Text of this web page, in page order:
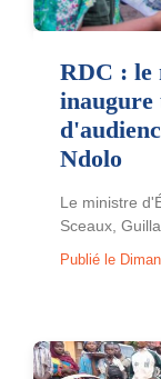
RDC : le
inaugure
Ndolo
Le ministre
Sceaux,
Publié le